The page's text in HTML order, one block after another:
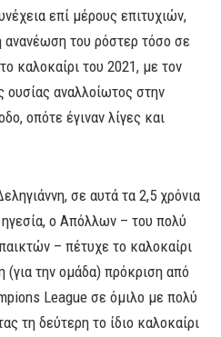
επί μέρους επιτυχιών,
ανανέωση του ρόστερ τόσο σε
καλοκαίρι του 2021, με τον
ουσίας αναλλοίωτος στην
οπότε έγιναν λίγες και
σε αυτά τα 2,5 χρόνια
ο Απόλλων – του πολύ
– πέτυχε το καλοκαίρι
(για την ομάδα) πρόκριση από
League σε όμιλο με πολύ
τη δεύτερη το ίδιο καλοκαίρι